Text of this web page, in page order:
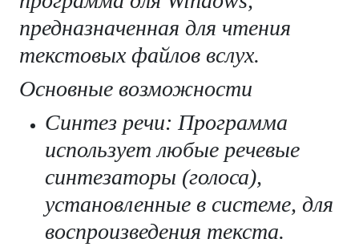
предназначенная для чтения
текстовых файлов вслух.
Основные возможности
Синтез речи: Программа
использует любые речевые
синтезаторы (голоса),
установленные в системе, для
воспроизведения текста.